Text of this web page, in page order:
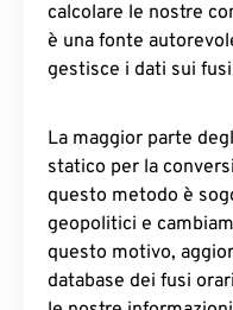
calcolare le nostre
è una fonte
gestisce i dati sui
La maggior parte
statico per la
questo metodo è
geopolitici e
questo motivo,
database dei fusi